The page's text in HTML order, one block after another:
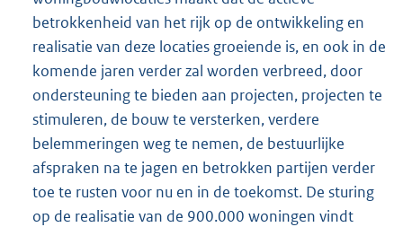
betrokkenheid van het rijk op de ontwikkeling en
realisatie van deze locaties groeiende is, en ook in de
komende jaren verder zal worden verbreed, door
ondersteuning te bieden aan projecten, projecten te
stimuleren, de bouw te versterken, verdere
belemmeringen weg te nemen, de bestuurlijke
afspraken na te jagen en betrokken partijen verder
toe te rusten voor nu en in de toekomst. De sturing
op de realisatie van de 900.000 woningen vindt